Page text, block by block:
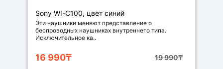
Наушники
Sony WI-C100, цвет синий
Эти наушники меняют представление о
беспроводных наушниках внутреннего типа.
Исключительное ка..
19 990₸
16 990₸